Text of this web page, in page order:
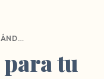
PREPARÁNDOTE PARA TU PRIMERA CITA DE TERAPIA
tu